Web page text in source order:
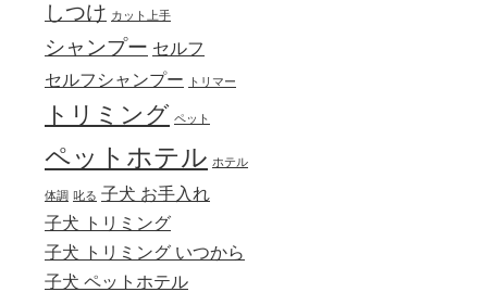
しつけ カット上手
シャンプー セルフ
セルフシャンプー
トリマー
トリミング ペット
ペットホテル ホテル
体調 叱る 子犬 お手入れ
子犬 トリミング
子犬 トリミング いつから
子犬 ペットホテル